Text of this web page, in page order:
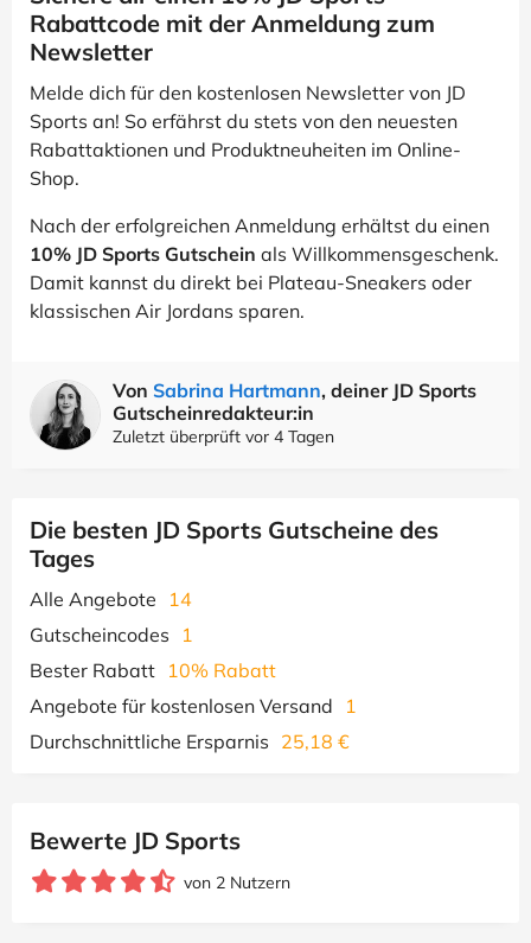
Rabattcode mit der Anmeldung zum
Newsletter
Melde dich für den kostenlosen Newsletter von JD
Sports an! So erfährst du stets von den neuesten
Rabattaktionen und Produktneuheiten im Online-
Shop.
Nach der erfolgreichen Anmeldung erhältst du einen
10% JD Sports Gutschein als Willkommensgeschenk.
Damit kannst du direkt bei Plateau-Sneakers oder
klassischen Air Jordans sparen.
Von Sabrina Hartmann, deiner JD Sports
Gutscheinredakteur:in
Zuletzt überprüft vor 4 Tagen
Die besten JD Sports Gutscheine des
Tages
Alle Angebote
14
Gutscheincodes
1
Bester Rabatt 10% Rabatt
Angebote für kostenlosen Versand
1
Durchschnittliche Ersparnis 25,18 €
Bewerte JD Sports
von 2 Nutzern